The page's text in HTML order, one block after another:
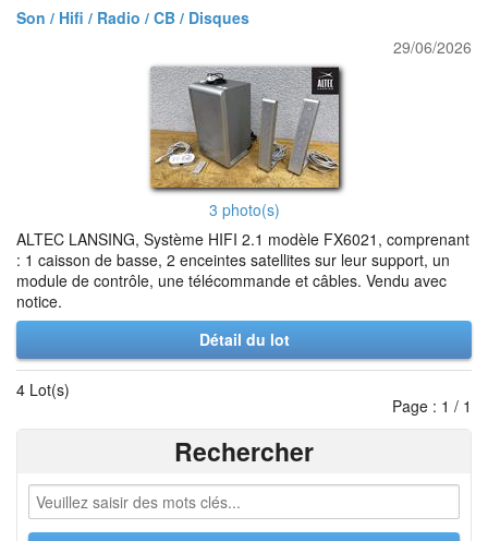
Son / Hifi / Radio / CB / Disques
29/06/2026
3 photo(s)
ALTEC LANSING, Système HIFI 2.1 modèle FX6021, comprenant
: 1 caisson de basse, 2 enceintes satellites sur leur support, un
module de contrôle, une télécommande et câbles. Vendu avec
notice.
Détail du lot
4 Lot(s)
Page : 1 / 1
Rechercher